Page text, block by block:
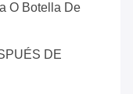
O Botella De
DE